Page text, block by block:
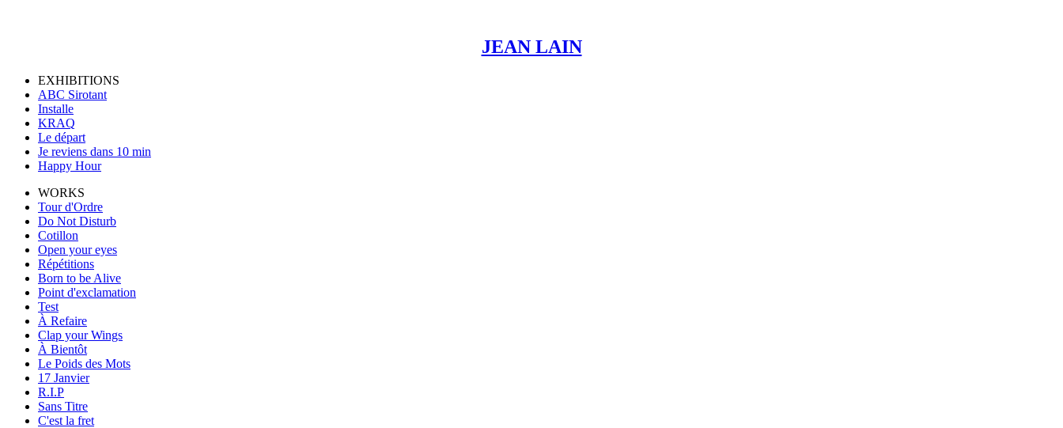
JEAN LAIN
EXHIBITIONS
ABC Sirotant
Installe
KRAQ
Le départ
Je reviens dans 10 min
Happy Hour
WORKS
Tour d'Ordre
Do Not Disturb
Cotillon
Open your eyes
Répétitions
Born to be Alive
Point d'exclamation
Test
À Refaire
Clap your Wings
À Bientôt
Le Poids des Mots
17 Janvier
R.I.P
Sans Titre
C'est la fret